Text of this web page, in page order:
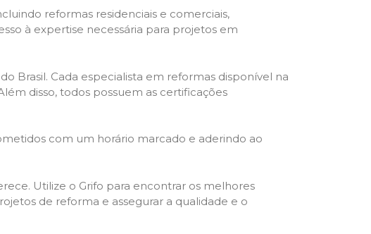
reformas residenciais e comerciais,
à expertise necessária para projetos em
Brasil. Cada especialista em reformas disponível na
disso, todos possuem as certificações
com um horário marcado e aderindo ao
Utilize o Grifo para encontrar os melhores
de reforma e assegurar a qualidade e o